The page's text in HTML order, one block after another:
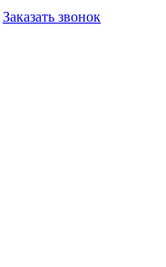
Заказать звонок